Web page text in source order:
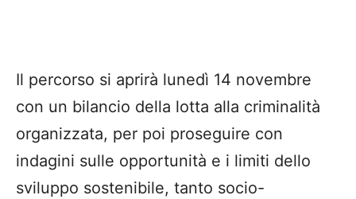
Il percorso si aprirà lunedì 14 novembre
con un bilancio della lotta alla criminalità
organizzata, per poi proseguire con
indagini sulle opportunità e i limiti dello
sviluppo sostenibile, tanto socio-